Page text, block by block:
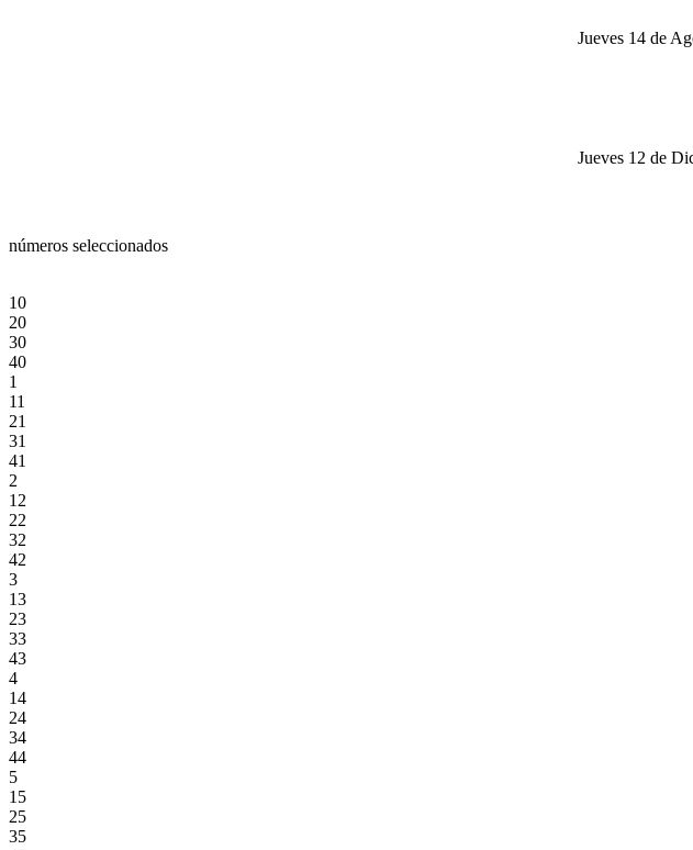
Jueves 14 de
Jueves 12 de
números seleccionados
10
20
30
40
1
11
21
31
41
2
12
22
32
42
3
13
23
33
43
4
14
24
34
44
5
15
25
35